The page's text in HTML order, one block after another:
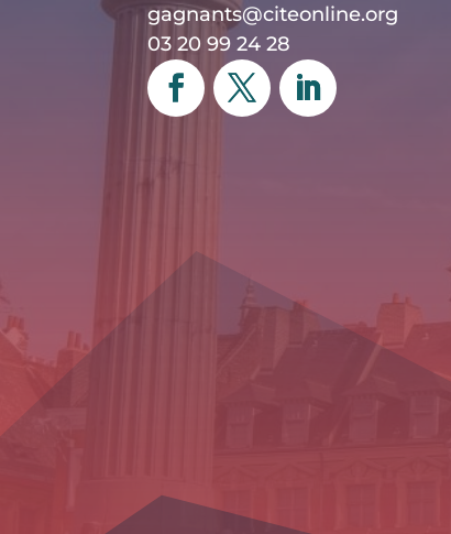
gagnants@citeonline.org
03 20 99 24 28